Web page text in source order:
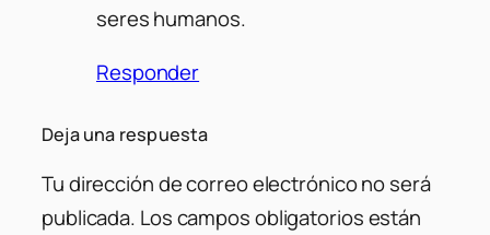
seres humanos.
Responder
Deja una respuesta
Tu dirección de correo electrónico no será
publicada. Los campos obligatorios están